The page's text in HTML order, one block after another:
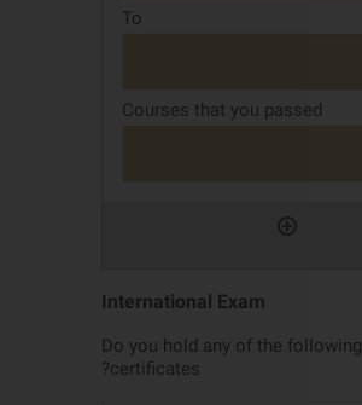
International Exam
Do you hold any of the following
certificates?